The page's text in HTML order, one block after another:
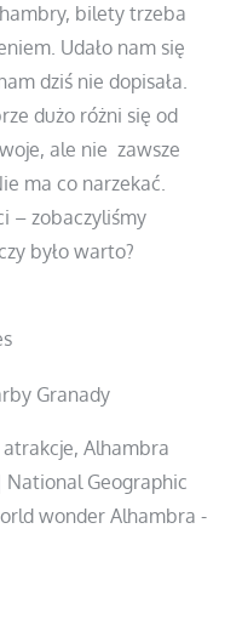
bilety trzeba
Udało nam się
dziś nie dopisała.
dużo różni się od
ale nie zawsze
ma co narzekać.
– zobaczyliśmy
było warto?